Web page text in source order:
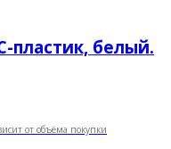
пластик, белый.
от объёма покупки